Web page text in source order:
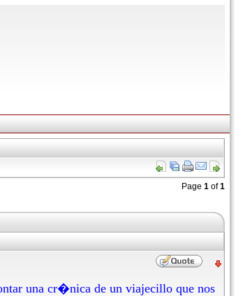
Page 1 of1
una cr�nica de un viajecillo que nos